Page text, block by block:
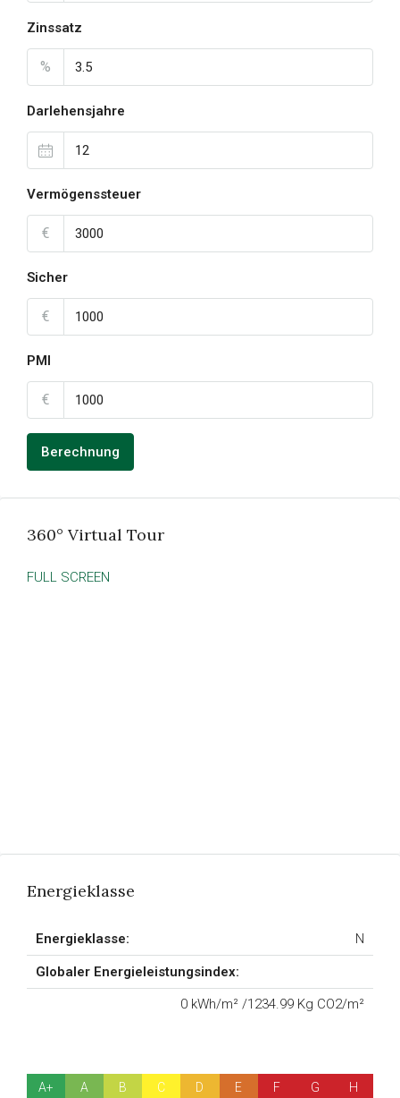
Zinssatz
%
Darlehensjahre
Vermögenssteuer
€
Sicher
€
PMI
€
Berechnung
360° Virtual Tour
FULL SCREEN
Energieklasse
Energieklasse: N
Globaler Energieleistungsindex:
0 kWh/m² /1234.99 Kg CO2/m²
A+ A B C D E F G H